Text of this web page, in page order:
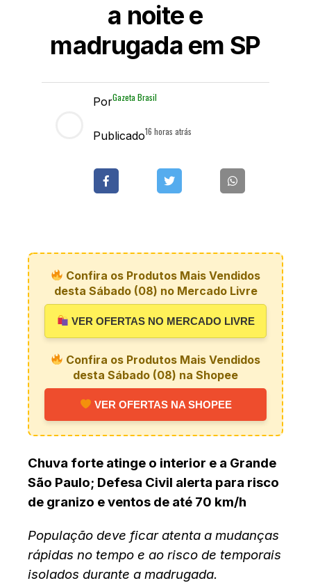
a noite e
madrugada em SP
PorGazeta Brasil
Publicado16 horas atrás
Confira os Produtos Mais Vendidos
desta Sábado (08) no Mercado Livre
VER OFERTAS NO MERCADO LIVRE
Confira os Produtos Mais Vendidos
desta Sábado (08) na Shopee
VER OFERTAS NA SHOPEE
Chuva forte atinge o interior e a Grande
São Paulo; Defesa Civil alerta para risco
de granizo e ventos de até 70 km/h
População deve ficar atenta a mudanças
rápidas no tempo e ao risco de temporais
isolados durante a madrugada.